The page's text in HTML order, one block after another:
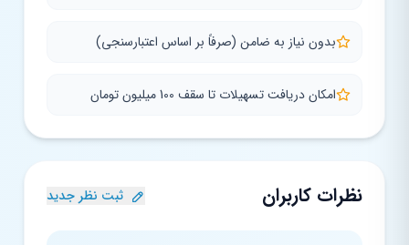
بدون نیاز به ضامن (صرفاً بر اساس اعتبارسنجی)
امکان دریافت تسهیلات تا سقف 100 میلیون تومان
نظرات کاربران